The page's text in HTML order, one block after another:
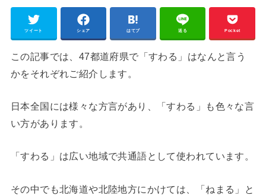
ツイート シェア はてブ 送る Pocket
この記事では、47都道府県で「すわる」はなんと言う
かをそれぞれご紹介します。
日本全国には様々な方言があり、「すわる」も色々な言
い方があります。
「すわる」は広い地域で共通語として使われています。
その中でも北海道や北陸地方にかけては、「ねまる」と